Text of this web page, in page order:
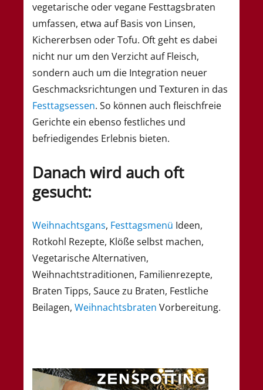
vegetarische oder vegane Festtagsbraten
umfassen, etwa auf Basis von Linsen,
Kichererbsen oder Tofu. Oft geht es dabei
nicht nur um den Verzicht auf Fleisch,
sondern auch um die Integration neuer
Geschmacksrichtungen und Texturen in das
Festtagsessen. So können auch fleischfreie
Gerichte ein ebenso festliches und
befriedigendes Erlebnis bieten.
Danach wird auch oft
gesucht:
Weihnachtsgans, Festtagsmenü Ideen,
Rotkohl Rezepte, Klöße selbst machen,
Vegetarische Alternativen,
Weihnachtstraditionen, Familienrezepte,
Braten Tipps, Sauce zu Braten, Festliche
Beilagen, Weihnachtsbraten Vorbereitung.